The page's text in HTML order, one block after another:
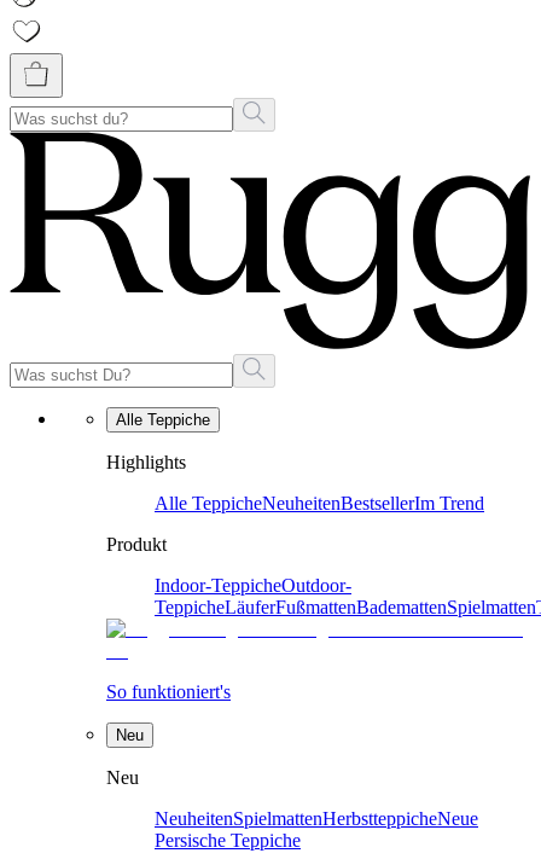
Alle Teppiche
Highlights
Alle TeppicheNeuheitenBestsellerIm Trend
Produkt
Indoor-TeppicheOutdoor-
TeppicheLäuferFußmattenBademattenSpielmatten
So funktioniert's
Neu
Neu
NeuheitenSpielmattenHerbstteppicheNeue
Persische Teppiche